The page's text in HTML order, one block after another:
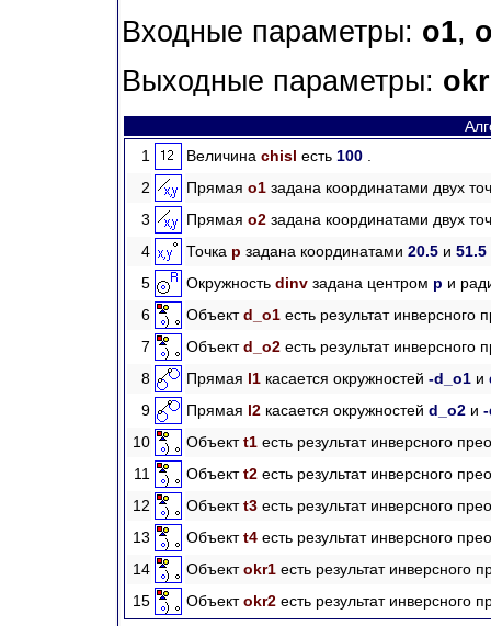
Входные параметры: o1,
Выходные параметры:
1
Величина chisl есть 100
2
Прямая o1 задана координатами двух
3
Прямая o2 задана координатами двух
4
Точка p задана координатами 20.5 и 51.5
5
Окружность dinv задана центром p и
6
Объектd_o1 есть результат инверсного
7
Объектd_o2 есть результат инверсного
8
Прямая l1 касается окружностей -d_o1 и
9
Прямая l2 касается окружностей d_o2 и
10
Объектt1 есть результат инверсного
11
Объектt2 есть результат инверсного
12
Объектt3 есть результат инверсного
13
Объектt4 есть результат инверсного
14
Объектokr1 есть результат инверсного
15
Объектokr2 есть результат инверсного